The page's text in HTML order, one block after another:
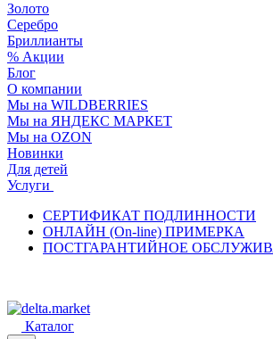
Золото
Серебро
Бриллианты
% Акции
Блог
О компании
Мы на WILDBERRIES
Мы на ЯНДЕКС МАРКЕТ
Мы на OZON
Новинки
Для детей
Услуги
СЕРТИФИКАТ ПОДЛИННОСТИ
ОНЛАЙН (On-line) ПРИМЕРКА
ПОСТГАРАНТИЙНОЕ
Каталог